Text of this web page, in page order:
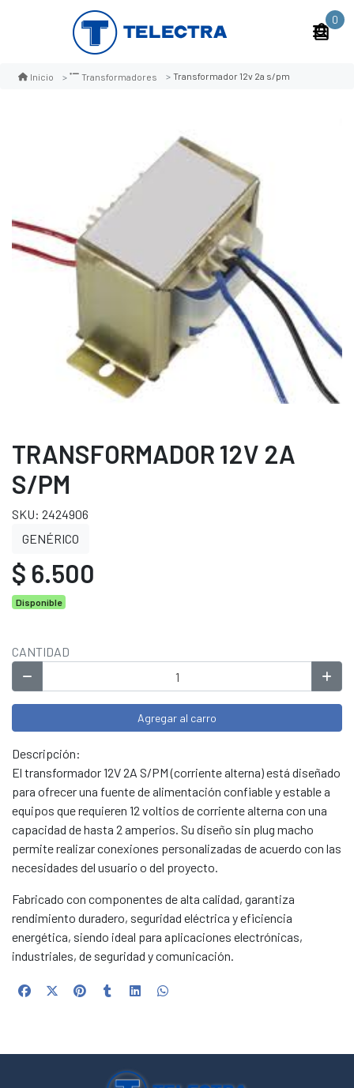
0
Inicio Transformadores Transformador 12v 2a s/pm
TRANSFORMADOR 12V 2A
S/PM
SKU: 2424906
GENÉRICO
$ 6.500
Disponible
CANTIDAD
Agregar al carro
Descripción:
El transformador 12V 2A S/PM (corriente alterna) está diseñado
para ofrecer una fuente de alimentación confiable y estable a
equipos que requieren 12 voltios de corriente alterna con una
capacidad de hasta 2 amperios. Su diseño sin plug macho
permite realizar conexiones personalizadas de acuerdo con las
necesidades del usuario o del proyecto.
Fabricado con componentes de alta calidad, garantiza
rendimiento duradero, seguridad eléctrica y eficiencia
energética, siendo ideal para aplicaciones electrónicas,
industriales, de seguridad y comunicación.